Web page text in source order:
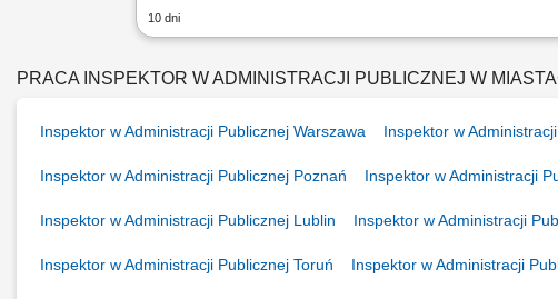
10 dni
PRACA INSPEKTOR W ADMINISTRACJI PUBLICZNEJ W
Inspektor w Administracji Publicznej Warszawa Inspektor w
Inspektor w Administracji Publicznej Poznań Inspektor w Administracji
Inspektor w Administracji Publicznej Lublin Inspektor w Administracji
Inspektor w Administracji Publicznej Toruń Inspektor w Administracji